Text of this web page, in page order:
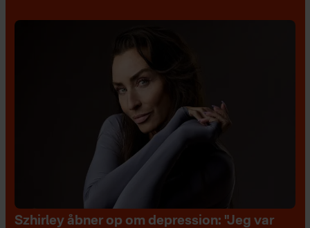
Szhirley åbner op om depression: "Jeg var